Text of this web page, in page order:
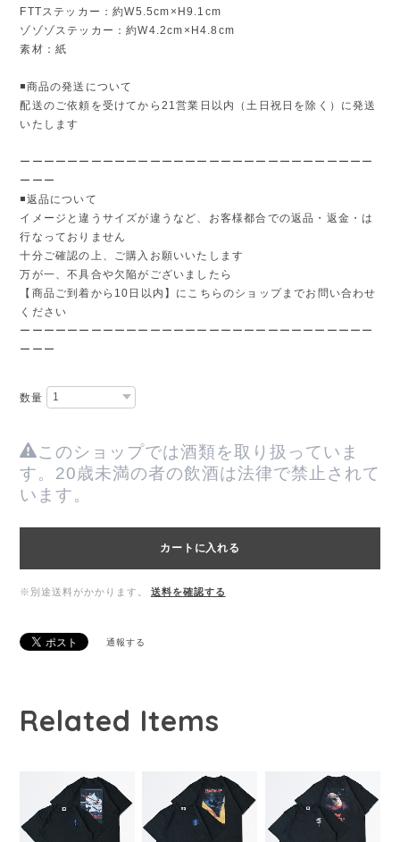
FTTステッカー：約W5.5cm×H9.1cm
ゾゾゾステッカー：約W4.2cm×H4.8cm
素材：紙
◾️商品の発送について
配送のご依頼を受けてから21営業日以内（土日祝日を除く）に発送
いたします
ーーーーーーーーーーーーーーーーーーーーーーーーーーーーーー
ーーー
◾️返品について
イメージと違うサイズが違うなど、お客様都合での返品・返金・は
行なっておりません
十分ご確認の上、ご購入お願いいたします
万が一、不具合や欠陥がございましたら
【商品ご到着から10日以内】にこちらのショップまでお問い合わせ
ください
ーーーーーーーーーーーーーーーーーーーーーーーーーーーーーー
ーーー
数量
このショップでは酒類を取り扱っていま
す。20歳未満の者の飲酒は法律で禁止されて
います。
カートに入れる
※別途送料がかかります。 送料を確認する
通報する
Related Items